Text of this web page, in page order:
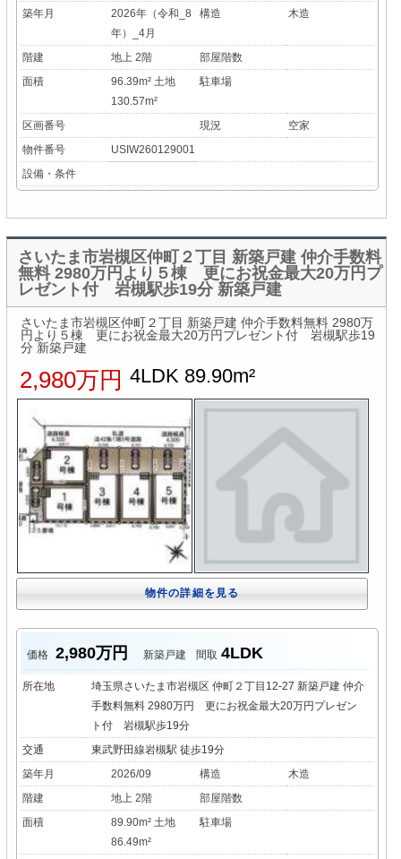
築年月
2026年（令和_8
年）_4月
構造 木造
階建 地上 2階
部屋階数
面積
96.39m² 土地
130.57m²
駐車場
区画番号 現況
空家
物件番号
USIW260129001
設備・条件
さいたま市岩槻区仲町２丁目 新築戸建 仲介手数料
無料 2980万円より５棟 更にお祝金最大20万円プ
レゼント付 岩槻駅歩19分 新築戸建
さいたま市岩槻区仲町２丁目 新築戸建 仲介手数料無料 2980万
円より５棟 更にお祝金最大20万円プレゼント付 岩槻駅歩19
分 新築戸建
2,980万円 4LDK 89.90m²
物件の詳細を見る
価格 2,980万円 新築戸建 間取 4LDK
所在地
埼玉県さいたま市岩槻区 仲町２丁目12-27 新築戸建 仲介
手数料無料 2980万円 更にお祝金最大20万円プレゼン
ト付 岩槻駅歩19分
交通
東武野田線岩槻駅 徒歩19分
築年月
2026/09 構造
木造
階建
地上 2階
部屋階数
面積
89.90m² 土地
86.49m²
駐車場